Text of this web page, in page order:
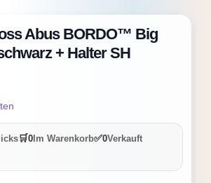
Abus BORDO™ Big
+ Halter SH
🛒0 Im Warenkorb✅0Verkauft